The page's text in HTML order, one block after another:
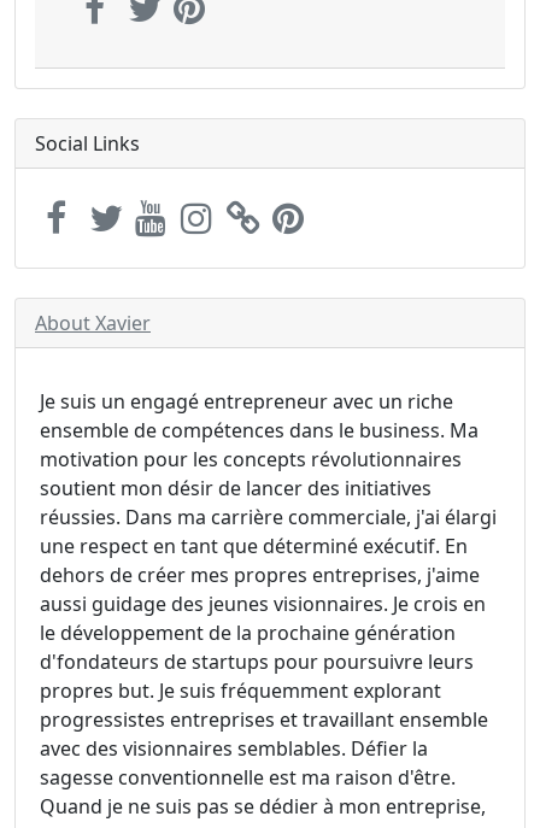
Social Links
About Xavier
Je suis un engagé entrepreneur avec un riche
ensemble de compétences dans le business. Ma
motivation pour les concepts révolutionnaires
soutient mon désir de lancer des initiatives
réussies. Dans ma carrière commerciale, j'ai élargi
une respect en tant que déterminé exécutif. En
dehors de créer mes propres entreprises, j'aime
aussi guidage des jeunes visionnaires. Je crois en
le développement de la prochaine génération
d'fondateurs de startups pour poursuivre leurs
propres but. Je suis fréquemment explorant
progressistes entreprises et travaillant ensemble
avec des visionnaires semblables. Défier la
sagesse conventionnelle est ma raison d'être.
Quand je ne suis pas se dédier à mon entreprise,